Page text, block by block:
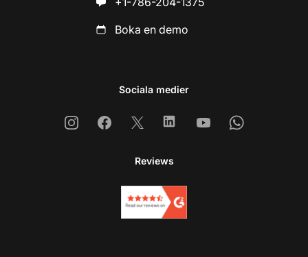
Boka en demo
Sociala medier
InstagramFacebook
X LinkedinYoutubeWhatsapp
Reviews